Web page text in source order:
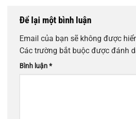
Để lại một bình luận
Email của bạn sẽ không được
Các trường bắt buộc được đánh
Bình luận*